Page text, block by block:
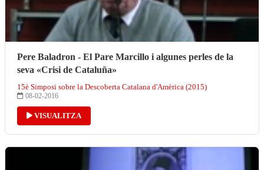
Pere Baladron - El Pare Marcillo i algunes perles de la
seva «Crisi de Cataluña»
15è Simposi sobre la Descoberta Catalana d'Amèrica (2015)
08-02-2016
VISUALITZA